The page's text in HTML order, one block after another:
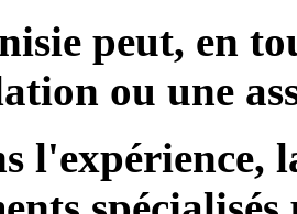
peut, en
ou une
l'expérience,